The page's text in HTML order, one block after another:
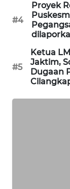
#4
Proyek
#5
Ketua
Jaktim,
Dugaan
SIBARAGAS
NEWS
METRO
SIANTAR
NEWS